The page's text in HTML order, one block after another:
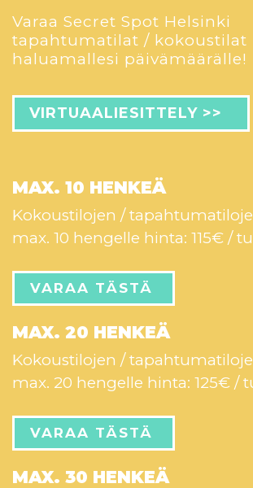
Varaa Secret Spot Helsinki
tapahtumatilat / kokoustilat
haluamallesi päivämäärälle!
VIRTUAALIESITTELY >>
MAX. 10 HENKEÄ
Kokoustilojen /
max. 10 hengelle hinta: 115€ /
VARAA TÄSTÄ
MAX. 20 HENKEÄ
Kokoustilojen /
max. 20 hengelle hinta: 125€ /
VARAA TÄSTÄ
MAX. 30 HENKEÄ